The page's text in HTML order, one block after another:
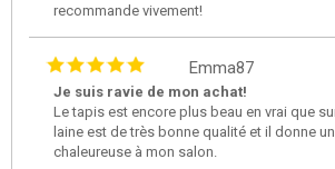
recommande vivement!
Emma87
Je suis ravie de mon achat!
Le tapis est encore plus beau en vrai que
laine est de très bonne qualité et il donne
chaleureuse à mon salon.